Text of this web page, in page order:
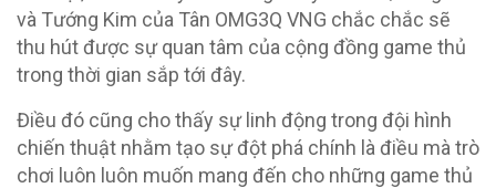
và Tướng Kim của Tân OMG3Q VNG chắc chắc sẽ
thu hút được sự quan tâm của cộng đồng game thủ
trong thời gian sắp tới đây.
Điều đó cũng cho thấy sự linh động trong đội hình
chiến thuật nhằm tạo sự đột phá chính là điều mà trò
chơi luôn luôn muốn mang đến cho những game thủ